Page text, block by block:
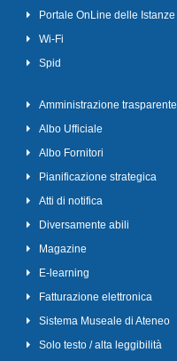
Portale OnLine delle Istanze
Wi-Fi
Spid
Amministrazione trasparente
Albo Ufficiale
Albo Fornitori
Pianificazione strategica
Atti di notifica
Diversamente abili
Magazine
E-learning
Fatturazione elettronica
Sistema Museale di Ateneo
Solo testo / alta leggibilità